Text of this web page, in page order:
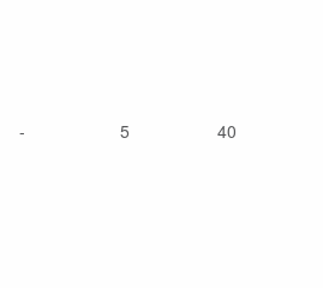
- 5 40